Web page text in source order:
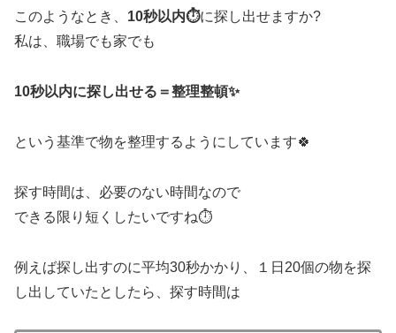
このようなとき、 10秒以内⏱に探し出せますか?
私は、職場でも家でも
10秒以内に探し出せる＝整理整頓✨
という基準で物を整理するようにしています🍀
探す時間は、必要のない時間なので
できる限り短くしたいですね⏱
例えば探し出すのに平均30秒かかり、１日20個の物を探
し出していたとしたら、探す時間は